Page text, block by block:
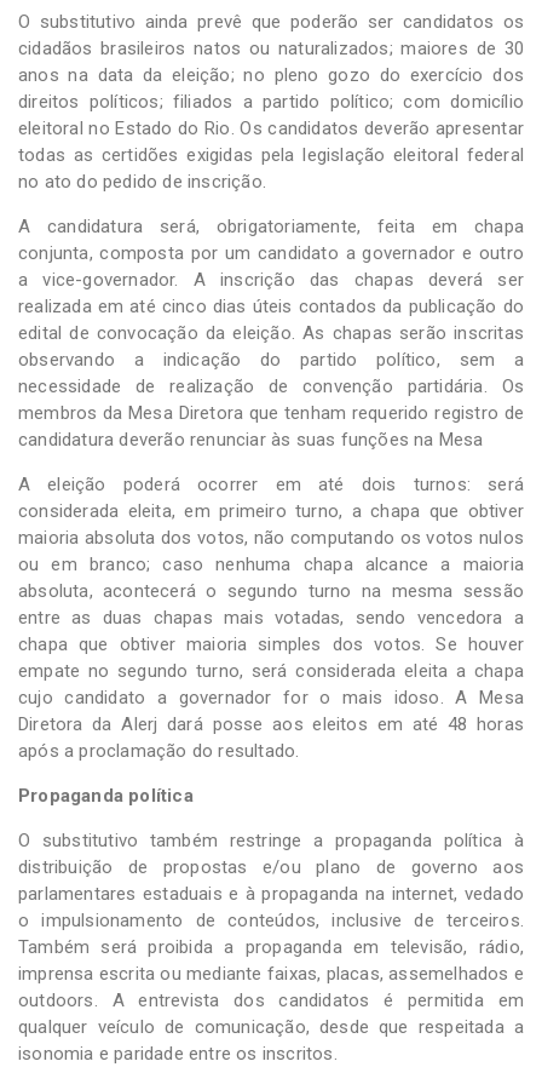
O substitutivo ainda prevê que poderão ser candidatos os
cidadãos brasileiros natos ou naturalizados; maiores de 30
anos na data da eleição; no pleno gozo do exercício dos
direitos políticos; filiados a partido político; com domicílio
eleitoral no Estado do Rio. Os candidatos deverão apresentar
todas as certidões exigidas pela legislação eleitoral federal
no ato do pedido de inscrição.
A candidatura será, obrigatoriamente, feita em chapa
conjunta, composta por um candidato a governador e outro
a vice-governador. A inscrição das chapas deverá ser
realizada em até cinco dias úteis contados da publicação do
edital de convocação da eleição. As chapas serão inscritas
observando a indicação do partido político, sem a
necessidade de realização de convenção partidária. Os
membros da Mesa Diretora que tenham requerido registro de
candidatura deverão renunciar às suas funções na Mesa
A eleição poderá ocorrer em até dois turnos: será
considerada eleita, em primeiro turno, a chapa que obtiver
maioria absoluta dos votos, não computando os votos nulos
ou em branco; caso nenhuma chapa alcance a maioria
absoluta, acontecerá o segundo turno na mesma sessão
entre as duas chapas mais votadas, sendo vencedora a
chapa que obtiver maioria simples dos votos. Se houver
empate no segundo turno, será considerada eleita a chapa
cujo candidato a governador for o mais idoso. A Mesa
Diretora da Alerj dará posse aos eleitos em até 48 horas
após a proclamação do resultado.
Propaganda política
O substitutivo também restringe a propaganda política à
distribuição de propostas e/ou plano de governo aos
parlamentares estaduais e à propaganda na internet, vedado
o impulsionamento de conteúdos, inclusive de terceiros.
Também será proibida a propaganda em televisão, rádio,
imprensa escrita ou mediante faixas, placas, assemelhados e
outdoors. A entrevista dos candidatos é permitida em
qualquer veículo de comunicação, desde que respeitada a
isonomia e paridade entre os inscritos.